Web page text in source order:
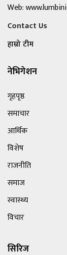
Web:
Contact Us
हाम्रो टीम
नेभिगेशन
गृहपृष्ठ
समाचार
आर्थिक
विशेष
राजनीति
समाज
स्वास्थ्य
विचार
सिरिज